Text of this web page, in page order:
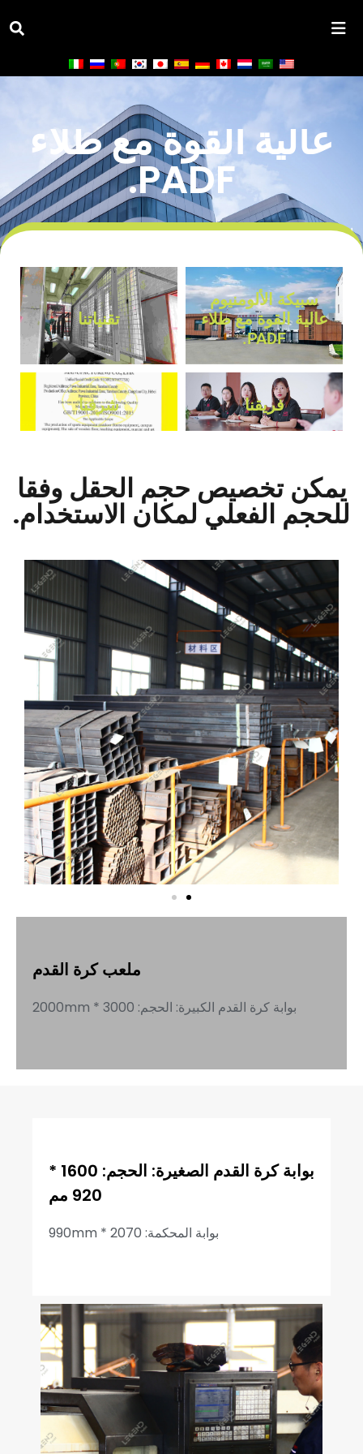
سبيكة الألومنيوم
عالية القوة مع طلاء
PADF.
الصفحة الرئيسية/من نحنالامتثال التنظيمي في بناء محكمة بادل
سبيكة الألومنيوم
عالية القوة مع طلاء
PADF.
تقنياتنا
فريقنا شرفنا
يمكن تخصيص حجم الحقل وفقا
للحجم الفعلي لمكان الاستخدام.
ملعب كرة القدم
بوابة كرة القدم الكبيرة: الحجم: 3000 * 2000mm
بوابة كرة القدم الصغيرة: الحجم: 1600 *
920 مم
بوابة المحكمة: 2070 * 990mm